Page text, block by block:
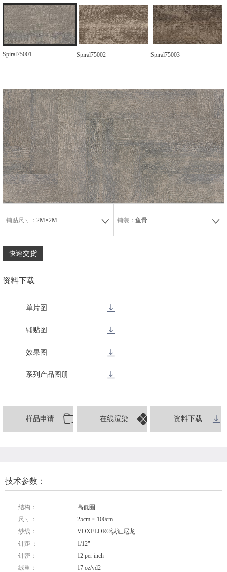
Spiral75001 Spiral75002 Spiral75003
铺贴尺寸： 2M×2M 铺装： 鱼骨
快速交货
资料下载
单片图
铺贴图
效果图
系列产品图册
样品申请 在线渲染 资料下载
技术参数：
结构：
高低圈
尺寸：
25cm × 100cm
纱线：
VOXFLOR®认证尼龙
针距 ：
1/12"
针密：
12 per inch
绒重：
17 oz/yd2